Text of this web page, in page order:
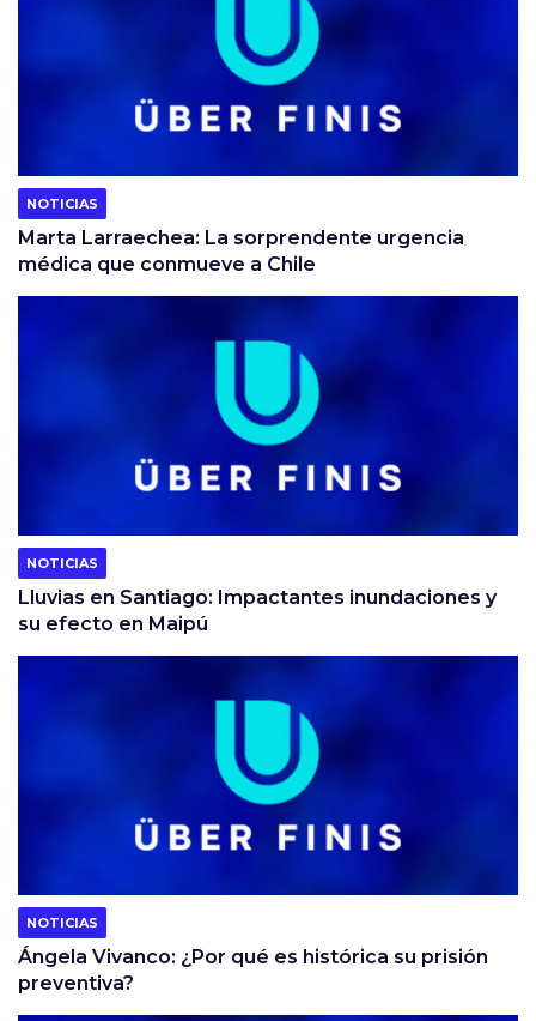
NOTICIAS
Marta Larraechea: La sorprendente urgencia
médica que conmueve a Chile
NOTICIAS
Lluvias en Santiago: Impactantes inundaciones y
su efecto en Maipú
NOTICIAS
Ángela Vivanco: ¿Por qué es histórica su prisión
preventiva?